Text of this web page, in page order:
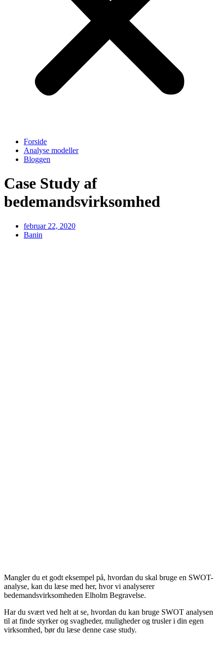
Forside
Analyse modeller
Bloggen
Case Study af
bedemandsvirksomhed
februar 22, 2020
Banin
Mangler du et godt eksempel på, hvordan du skal bruge en SWOT-
analyse, kan du læse med her, hvor vi analyserer
bedemandsvirksomheden Elholm Begravelse.
Har du svært ved helt at se, hvordan du kan bruge SWOT analysen
til at finde styrker og svagheder, muligheder og trusler i din egen
virksomhed, bør du læse denne case study.